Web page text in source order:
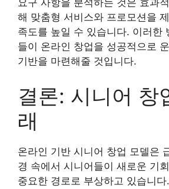
해 맞춤형 서비스와 프로모션을
족도를 높일 수 있습니다. 이러한
들이 온라인 창업을 성공적으로
기반을 마련해줄 것입니다.
결론: 시니어 창
래
온라인 기반 시니어 창업 모델은
경 속에서 시니어들이 새로운 기
중요한 경로로 부상하고 있습니